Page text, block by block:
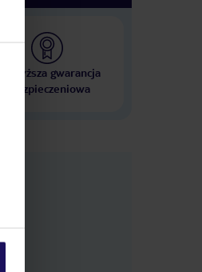
Najwyższa gwarancja
ubezpieczeniowa